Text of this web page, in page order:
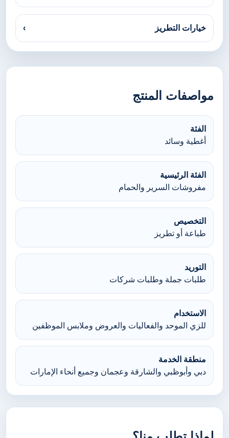
خيارات التطريز ›
مواصفات المنتج
الفئة
أغطية وسائد
الفئة الرئيسية
مفروشات السرير والحمام
التخصيص
طباعة أو تطريز
التوريد
طلبات جملة وطلبات شركات
الاستخدام
للزي الموحد والفعاليات والعروض وملابس الموظفين
منطقة الخدمة
دبي وأبوظبي والشارقة وعجمان وجميع أنحاء الإمارات